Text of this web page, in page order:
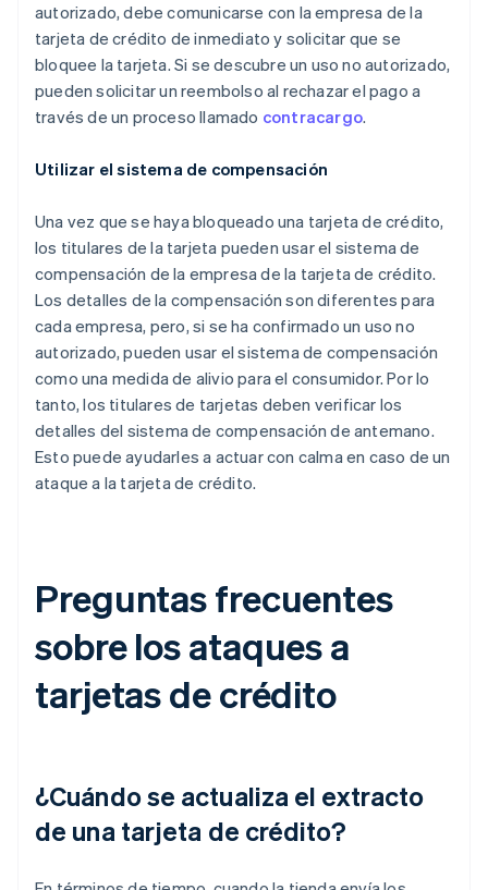
autorizado, debe comunicarse con la empresa de la
tarjeta de crédito de inmediato y solicitar que se
bloquee la tarjeta. Si se descubre un uso no autorizado,
pueden solicitar un reembolso al rechazar el pago a
través de un proceso llamado contracargo.
Utilizar el sistema de compensación
Una vez que se haya bloqueado una tarjeta de crédito,
los titulares de la tarjeta pueden usar el sistema de
compensación de la empresa de la tarjeta de crédito.
Los detalles de la compensación son diferentes para
cada empresa, pero, si se ha confirmado un uso no
autorizado, pueden usar el sistema de compensación
como una medida de alivio para el consumidor. Por lo
tanto, los titulares de tarjetas deben verificar los
detalles del sistema de compensación de antemano.
Esto puede ayudarles a actuar con calma en caso de un
ataque a la tarjeta de crédito.
Preguntas frecuentes
sobre los ataques a
tarjetas de crédito
¿Cuándo se actualiza el extracto
de una tarjeta de crédito?